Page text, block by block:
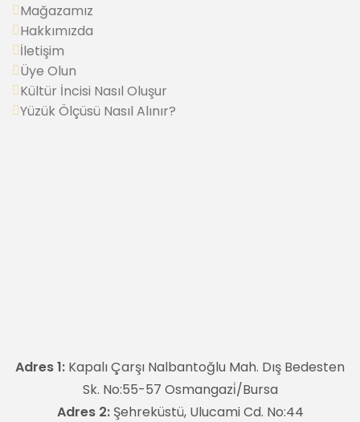
Mağazamız
Hakkımızda
İletişim
Üye Olun
Kültür İncisi Nasıl Oluşur
Yüzük Ölçüsü Nasıl Alınır?
Adres 1: Kapalı Çarşı Nalbantoğlu Mah. Dış Bedesten
Sk. No:55-57 Osmangazi̇/Bursa
Adres 2:Şehreküstü, Ulucami Cd. No:44